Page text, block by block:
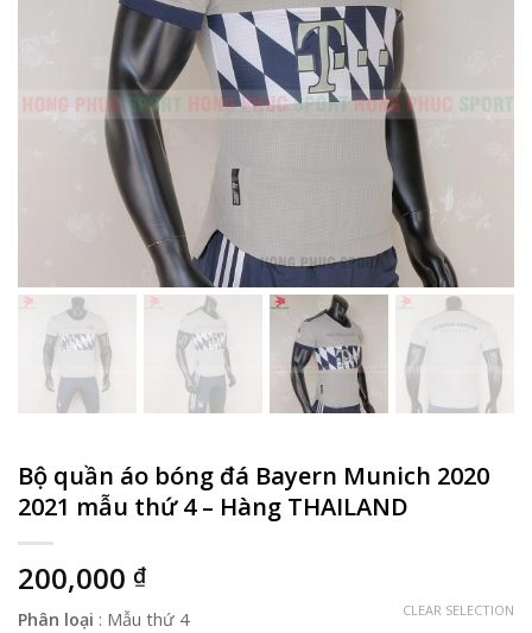
Bộ quần áo bóng đá Bayern Munich 2020
2021 mẫu thứ 4 – Hàng THAILAND
200,000 ₫
Phân loại : Mẫu thứ 4 CLEAR SELECTION